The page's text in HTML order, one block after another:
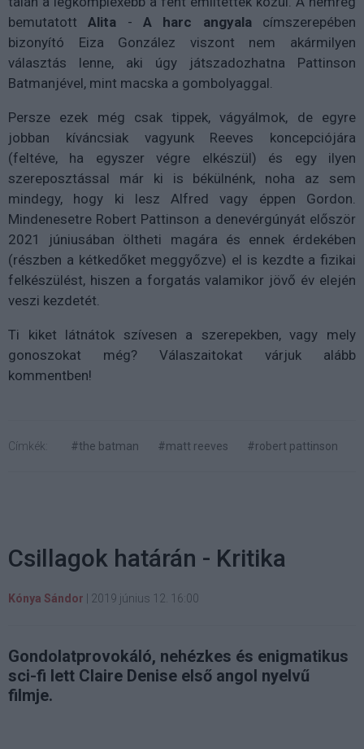
bemutatottAlita -A harc angyalacímszerepében
bizonyító Eiza González viszont nem akármilyen
választás lenne, aki úgy játszadozhatna Pattinson
Batmanjével, mint macska a gombolyaggal.
Persze ezek még csak tippek, vágyálmok, de egyre
jobban kíváncsiak vagyunk Reeves koncepciójára
(feltéve, ha egyszer végre elkészül) és egy ilyen
szereposztással már ki is békülnénk, noha az sem
mindegy, hogy ki lesz Alfred vagy éppen Gordon.
Mindenesetre Robert Pattinson a denevérgúnyát először
2021 júniusában öltheti magára és ennek érdekében
(részben a kétkedőket meggyőzve) el is kezdte a fizikai
felkészülést, hiszen a forgatás valamikor jövő év elején
veszi kezdetét.
Ti kiket látnátok szívesen a szerepekben, vagy mely
gonoszokat még? Válaszaitokat várjuk alább
kommentben!
Címkék: #the batman #matt reeves #robert pattinson
Csillagok határán - Kritika
Kónya Sándor 2019 június 12. 16:00
Gondolatprovokáló, nehézkes és enigmatikus
sci-fi lett Claire Denise első angol nyelvű
filmje.